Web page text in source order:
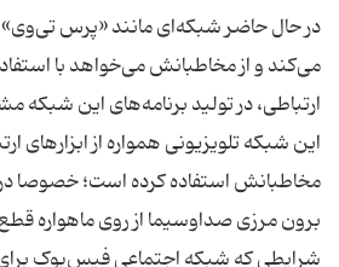
در حال حاضر شبکه‌ای مانند «پرس تی‌وی»،
می‌کند و از مخاطبانش می‌خواهد با استفاده
این شبکه تلویزیونی همواره از ابزارهای
مخاطبانش استفاده کرده است؛ خصوصا
برون مرزی صداوسیما از روی ماهواره
شرایطی که شبکه اجتماعی فیس‌بوک برای